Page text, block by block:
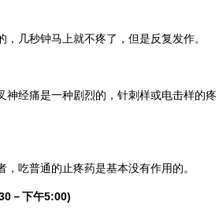
几秒钟马上就不疼了，但是反复发作。
经痛是一种剧烈的，针刺样或电击样的疼
吃普通的止疼药是基本没有作用的。
－下午5:00)